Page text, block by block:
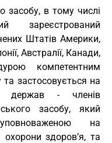
засобу, в тому числі
зареєстрований
Штатів Америки,
Австралії, Канади,
компетентним
застосовується на
держав - членів
засобу, який
на
охорони здоров’я, та